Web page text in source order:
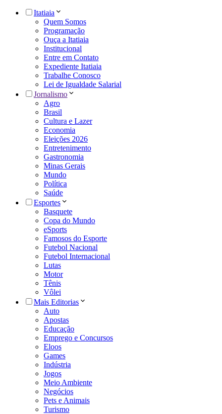
Itatiaia
Quem Somos
Programação
Ouça a Itatiaia
Institucional
Entre em Contato
Expediente Itatiaia
Trabalhe Conosco
Lei de Igualdade Salarial
Jornalismo
Agro
Brasil
Cultura e Lazer
Economia
Eleições 2026
Entretenimento
Gastronomia
Minas Gerais
Mundo
Política
Saúde
Esportes
Basquete
Copa do Mundo
eSports
Famosos do Esporte
Futebol Nacional
Futebol Internacional
Lutas
Motor
Tênis
Vôlei
Mais Editorias
Auto
Apostas
Educação
Emprego e Concursos
Eloos
Games
Indústria
Jogos
Meio Ambiente
Negócios
Pets e Animais
Turismo